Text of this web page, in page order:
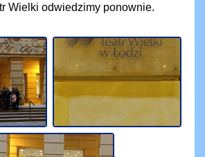
Wielki odwiedzimy ponownie.